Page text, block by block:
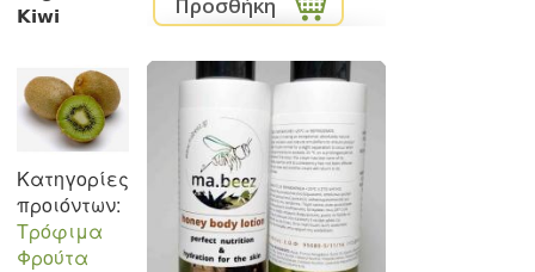
Kiwi
Κατηγορίες
προιόντων:
Τρόφιμα
Φρούτα